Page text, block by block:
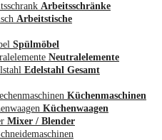
Arbeitsschränke
Arbeitstische
Spülmöbel
Neutralelemente
Edelstahl Gesamt
Küchenmaschinen
Küchenwaagen
Mixer / Blender